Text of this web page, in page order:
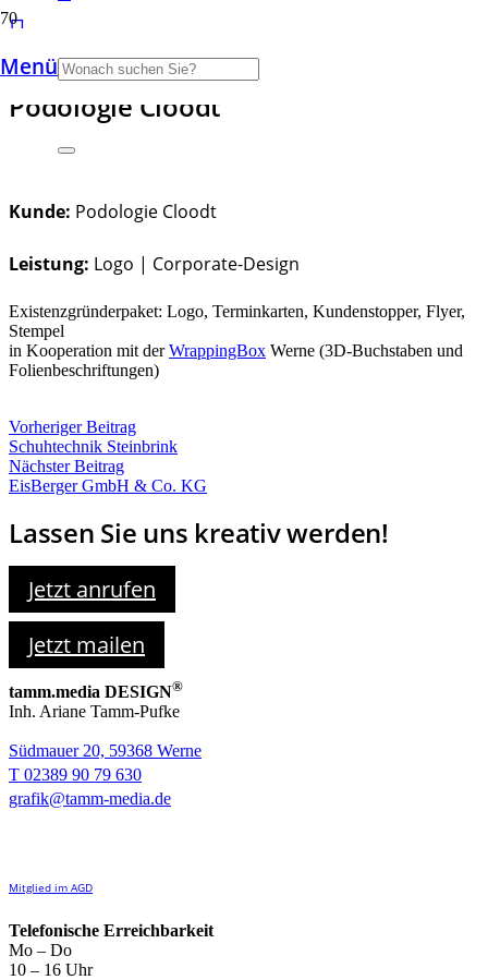
Menü
Podologie Cloodt
Kunde: Podologie Cloodt
Leistung: Logo | Corporate-Design
Existenzgründerpaket: Logo, Terminkarten, Kundenstopper, Flyer,
Stempel
in Kooperation mit derWrappingBox Werne (3D-Buchstaben und
Folienbeschriftungen)
Vorheriger Beitrag
Schuhtechnik Steinbrink
Nächster Beitrag
EisBerger GmbH & Co. KG
Lassen Sie uns kreativ werden!
Jetzt anrufen
Jetzt mailen
tamm.media DESIGN®
Inh. Ariane Tamm-Pufke
Südmauer 20, 59368 Werne
T 02389 90 79 630
grafik@tamm-media.de
Mitglied im AGD
Telefonische Erreichbarkeit
Mo – Do
10 – 16 Uhr